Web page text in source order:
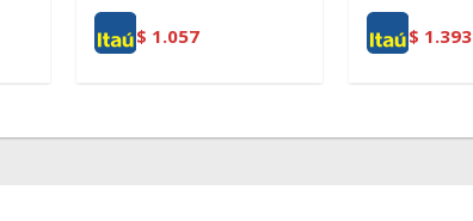
$ 1.057 $ 1.393